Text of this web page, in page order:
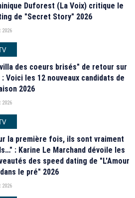
Duforest (La Voix) critique le
de "Secret Story" 2026
2026
des coeurs brisés" de retour sur
: Voici les 12 nouveaux candidats de
2026
2026
la première fois, ils sont vraiment
: Karine Le Marchand dévoile les
des speed dating de "L'Amour
le pré" 2026
2026